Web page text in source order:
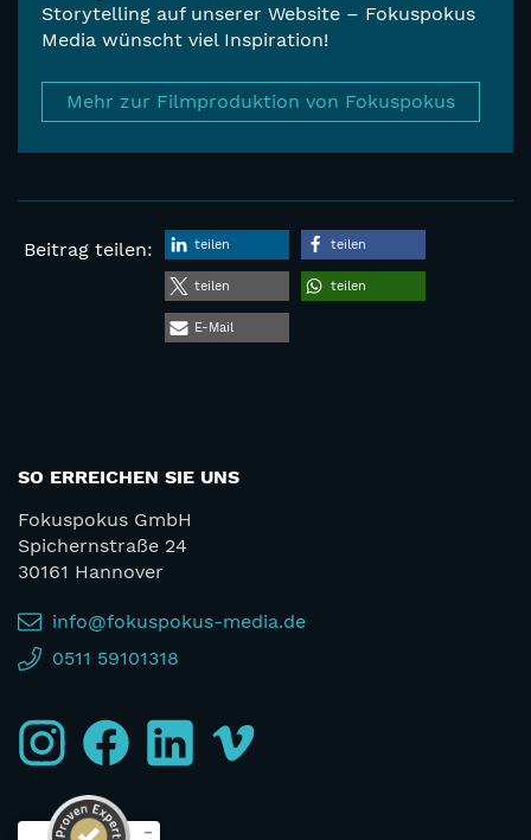
Storytelling auf unserer Website – Fokuspokus
Media wünscht viel Inspiration!
Mehr zur Filmproduktion von Fokuspokus
Beitrag teilen: teilen teilen
teilen teilen
E-Mail
SO ERREICHEN SIE UNS
Fokuspokus GmbH
Spichernstraße 24
30161 Hannover
info@fokuspokus-media.de
0511 59101318